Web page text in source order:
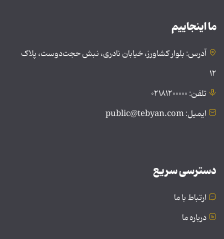
ما اینجاییم
آدرس: بلوار کشاورز، خیابان نادری، نبش حجت‌دوست، پلاک
۱۲
تلفن: ۰۲۱۸۱۲۰۰۰۰۰
ایمیل: public@tebyan.com
دسترسی سریع
ارتباط با ما
درباره ما